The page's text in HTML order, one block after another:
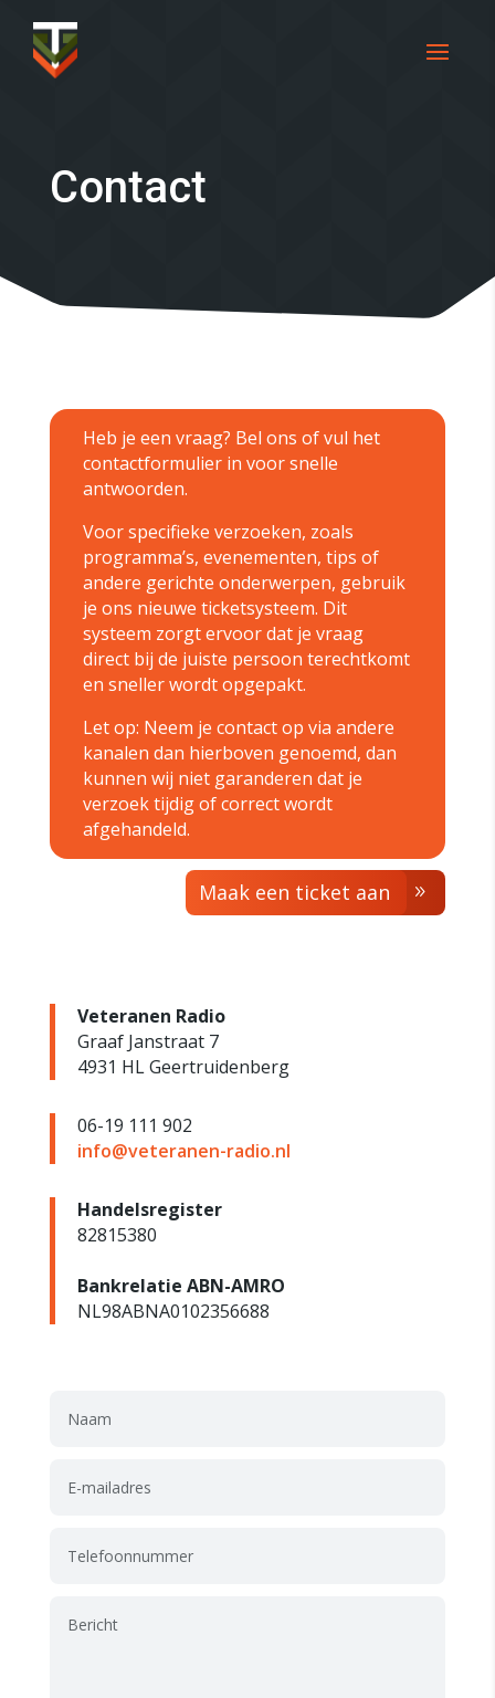
Contact
Heb je een vraag? Bel ons of vul het
contactformulier in voor snelle
antwoorden.
Voor specifieke verzoeken, zoals
programma’s, evenementen, tips of
andere gerichte onderwerpen, gebruik
je ons nieuwe ticketsysteem. Dit
systeem zorgt ervoor dat je vraag
direct bij de juiste persoon terechtkomt
en sneller wordt opgepakt.
Let op: Neem je contact op via andere
kanalen dan hierboven genoemd, dan
kunnen wij niet garanderen dat je
verzoek tijdig of correct wordt
afgehandeld.
Maak een ticket aan
Veteranen Radio
Graaf Janstraat 7
4931 HL Geertruidenberg
06-19 111 902
info@veteranen-radio.nl
Handelsregister
82815380
Bankrelatie ABN-AMRO
NL98ABNA0102356688